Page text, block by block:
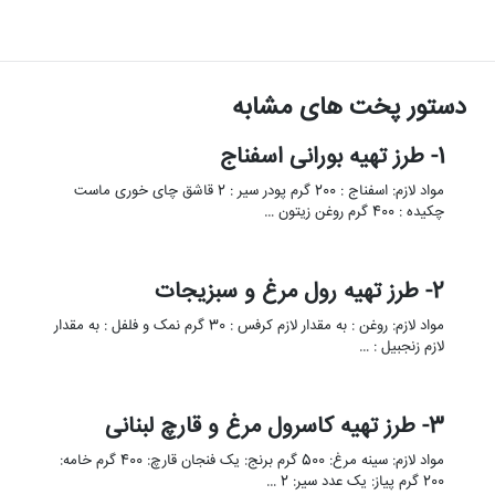
دستور پخت های مشابه
1- طرز تهیه بورانی اسفناج
مواد لازم: اسفناج : 200 گرم پودر سیر : 2 قاشق چای خوری ماست
چکیده : 400 گرم روغن زیتون …
2- طرز تهیه رول مرغ و سبزیجات
مواد لازم: روغن : به مقدار لازم کرفس : 30 گرم نمک و فلفل : به مقدار
لازم زنجبیل : …
3- طرز تهیه کاسرول مرغ و قارچ لبنانی
مواد لازم: سینه مرغ: 500 گرم برنج: یک فنجان قارچ: 400 گرم خامه:
200 گرم پیاز: یک عدد سیر: 2 …